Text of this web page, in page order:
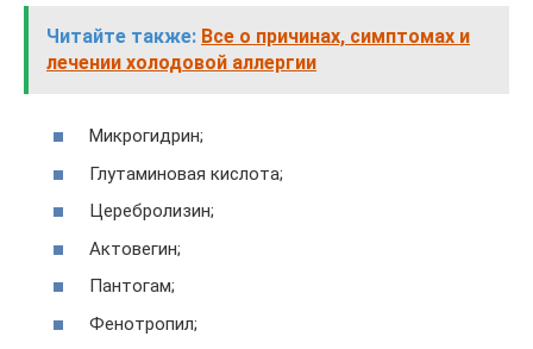
Читайте также: Все о причинах, симптомах и
лечении холодовой аллергии
Микрогидрин;
Глутаминовая кислота;
Церебролизин;
Актовегин;
Пантогам;
Фенотропил;